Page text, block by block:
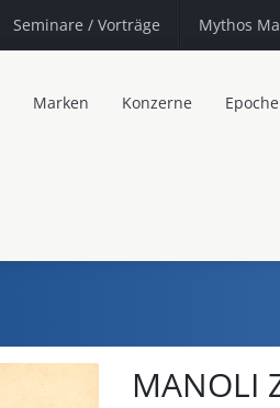
Seminare / Vorträge Mythos
Marken Konzerne Epoche
MANOLI